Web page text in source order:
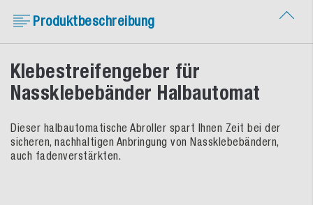
Produktbeschreibung
Klebestreifengeber für
Nassklebebänder Halbautomat
Dieser halbautomatische Abroller spart Ihnen Zeit bei der
sicheren, nachhaltigen Anbringung von Nassklebebändern,
auch fadenverstärkten.